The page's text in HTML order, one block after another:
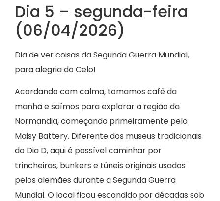
Dia 5 – segunda-feira
(06/04/2026)
Dia de ver coisas da Segunda Guerra Mundial,
para alegria do Celo!
Acordando com calma, tomamos café da
manhã e saímos para explorar a região da
Normandia, começando primeiramente pelo
Maisy Battery. Diferente dos museus tradicionais
do Dia D, aqui é possível caminhar por
trincheiras, bunkers e túneis originais usados
pelos alemães durante a Segunda Guerra
Mundial. O local ficou escondido por décadas sob